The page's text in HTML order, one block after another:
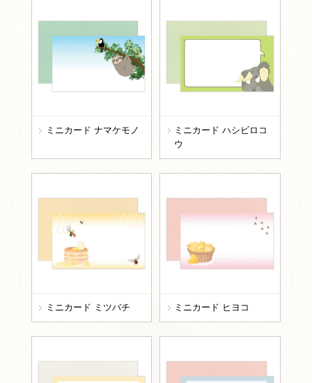
ミニカード ナマケモノ
ミニカード ハシビロコ
ウ
ミニカード ミツバチ ミニカード ヒヨコ